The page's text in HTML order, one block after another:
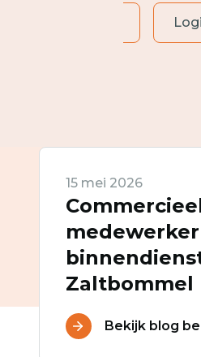
15 mei 2026
medewerker
Zaltbommel
Bekijk blog